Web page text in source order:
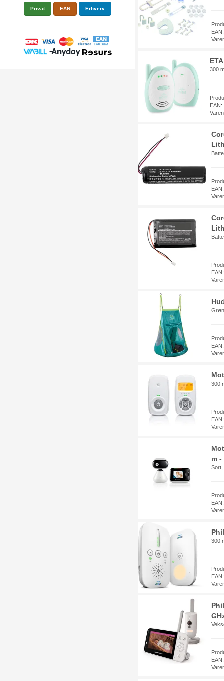
Privat EAN Erhverv
300
300
m -
Sort,
300